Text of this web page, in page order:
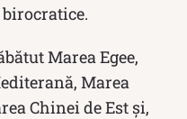
Marea Egee,
Marea
Chinei de Est și,